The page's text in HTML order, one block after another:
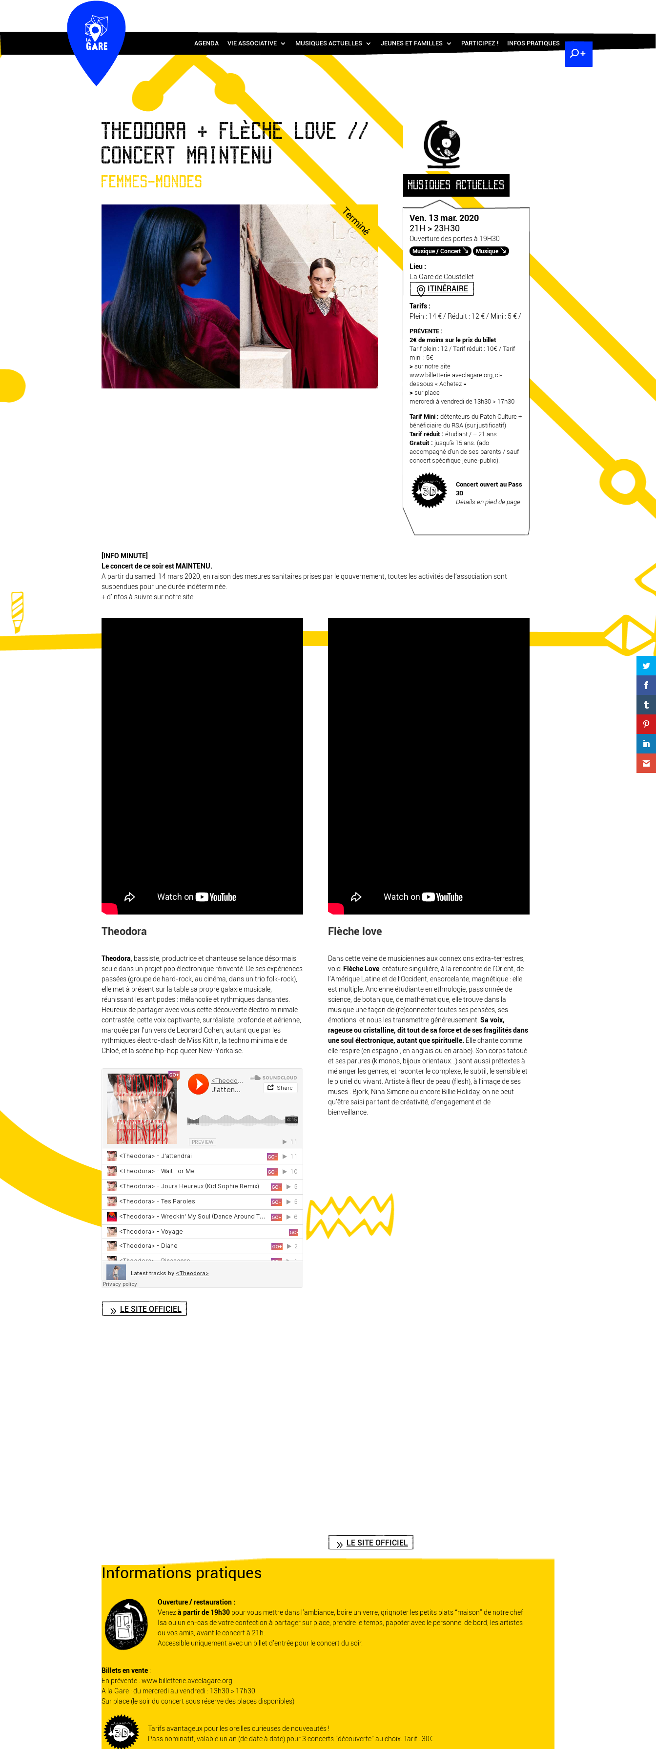
AGENDA VIE ASSOCIATIVE MUSIQUES ACTUELLES JEUNES ET FAMILLES PARTICIPEZ ! INFOS PRATIQUES
THEODORA + FLÈCHE LOVE //
CONCERT MAINTENU
FEMMES-MONDES MUSIQUES ACTUELLES
Terminé
Ven. 13 mar. 2020
21H > 23H30
Ouverture des portes à 19H30
Musique / Concert Musique
Lieu :
La Gare de Coustellet
ITINÉRAIRE
Tarifs :
Plein : 14 € / Réduit : 12 € / Mini : 5 € /
PRÉVENTE :
2€ de moins sur le prix du billet
Tarif plein : 12 / Tarif réduit : 10€ / Tarif
mini : 5€
>sur notre site
www.billetterie.aveclagare.org, ci-
dessous « Achetez »
>sur place
mercredi à vendredi de 13h30 > 17h30
Tarif Mini : détenteurs du Patch Culture +
bénéficiaire du RSA (sur justificatif)
Tarif réduit : étudiant / – 21 ans
Gratuit : jusqu’à 15 ans. (ado
accompagné d’un de ses parents / sauf
concert spécifique jeune-public).
Concert ouvert au Pass
3D
Détails en pied de page
[INFO MINUTE]
Le concert de ce soirest MAINTENU.
A partir du samedi 14 mars 2020, en raison des mesures sanitaires prises par le gouvernement, toutes les activités de l’association sont
suspendues pour une durée indéterminée.
+ d’infos à suivre sur notre site.
Theodora
Theodora, bassiste, productrice et chanteuse se lance désormais
seule dans un projet pop électronique réinventé. De ses expériences
passées (groupe de hard-rock, au cinéma, dans un trio folk-rock),
elle met à présent sur la table sa propre galaxie musicale,
réunissant les antipodes : mélancolie et rythmiques dansantes.
Heureux de partager avec vous cette découverte électro minimale
contrastée, cette voix captivante, surréaliste, profonde et aérienne,
marquée par l’univers de Leonard Cohen, autant que par les
rythmiques électro-clash de Miss Kittin, la techno minimale de
Chloé, et la scène hip-hop queer New-Yorkaise.
LE SITE OFFICIEL
Flèche love
Dans cette veine de musiciennes aux connexions extra-terrestres,
voici Flèche Love, créature singulière, à la rencontre de l’Orient, de
l’Amérique Latine et de l’Occident, ensorcelante, magnétique : elle
est multiple. Ancienne étudiante en ethnologie, passionnée de
science, de botanique, de mathématique, elle trouve dans la
musique une façon de (re)connecter toutes ses pensées, ses
émotions et nous les transmettre généreusement. Sa voix,
rageuse ou cristalline, dit tout de sa force et de ses fragilités dans
une soul électronique, autant que spirituelle. Elle chante comme
elle respire (en espagnol, en anglais ou en arabe). Son corps tatoué
et ses parures (kimonos, bijoux orientaux…) sont aussi prétextes à
mélanger les genres, et raconter le complexe, le subtil, le sensible et
le pluriel du vivant. Artiste à fleur de peau (flesh), à l’image de ses
muses : Bjork, Nina Simone ou encore Billie Holiday, on ne peut
qu’être saisi par tant de créativité, d’engagement et de
bienveillance.
LE SITE OFFICIEL
Informations pratiques
Ouverture / restauration :
Venezà partir de 19h30 pour vous mettre dans l’ambiance, boire un verre, grignoter les petits plats “maison” de notre chef
Isa ou un en-cas de votre confection à partager sur place, prendre le temps, papoter avec le personnel de bord, les artistes
ou vos amis, avant le concert à 21h.
Accessible uniquement avec un billet d’entrée pour le concert du soir.
Billets en vente :
En prévente : www.billetterie.aveclagare.org
A la Gare : du mercredi au vendredi : 13h30 > 17h30
Sur place (le soir du concert sous réserve des places disponibles)
Tarifs avantageux pour les oreilles curieuses de nouveautés !
Pass nominatif, valable un an (de date à date) pour 3 concerts “découverte” au choix. Tarif : 30€